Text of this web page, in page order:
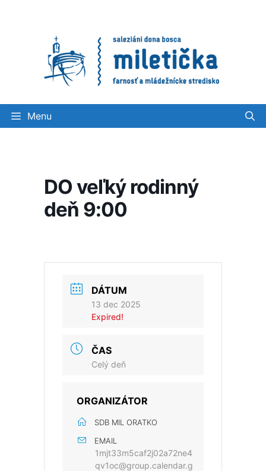
Menu
DO veľký rodinný
deň 9:00
DÁTUM
13 dec 2025
Expired!
ČAS
Celý deň
ORGANIZÁTOR
SDB MIL ORATKO
EMAIL
1mjt33m5caf2j02a72ne4
qv1oc@group.calendar.g